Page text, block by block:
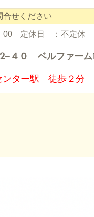
合せください
00 定休日 ：不定休
４０
ベルファーム
ンター駅 徒歩２分